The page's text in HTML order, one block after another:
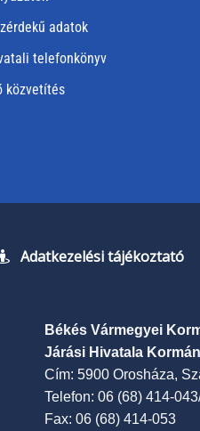
adatok
telefonkönyv
közvetítés
Adatkezelési tájékoztató
Békés Vármegyei
Járási Hivatala
Cím: 5900 Orosháza,
Telefon: 06 (68) 414-
Fax: 06 (68) 414-053